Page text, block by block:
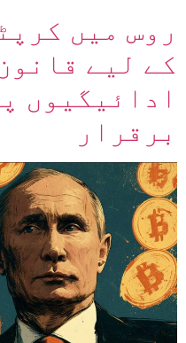
روس میں
کے لیے
ادائیگیوں
برقرار